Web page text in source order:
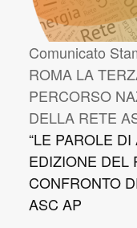
Comunicato
ROMA LA
PERCORSO
DELLA RETE
“LE PAROLE
EDIZIONE DEL
CONFRONTO
ASC AP